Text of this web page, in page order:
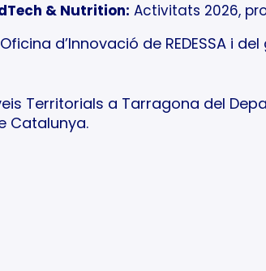
& Nutrition: Activitats 2026,
d’Innovació de REDESSA i
Territorials a Tarragona del
Catalunya.